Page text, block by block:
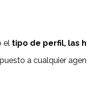
el tipo de perfil, las
a cualquier